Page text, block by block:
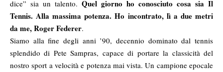
dice” sia un talento. Quel giorno ho conosciuto cosa sia Il
Tennis. Alla massima potenza. Ho incontrato, lì a due metri
da me, Roger Federer.
Siamo alla fine degli anni ’90, decennio dominato dal tennis
splendido di Pete Sampras, capace di portare la classicità del
nostro sport a velocità e potenza mai vista. Un campione epocale